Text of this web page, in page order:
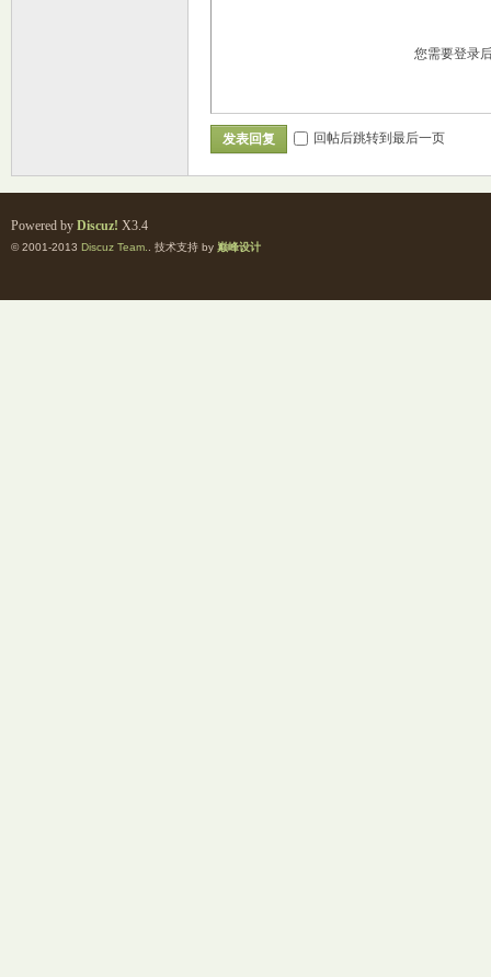
您需要登录
发表回复 回帖后跳转到最后一页
Powered by Discuz! X3.4
© 2001-2013 Discuz Team. . 技术支持 by 巅峰设计